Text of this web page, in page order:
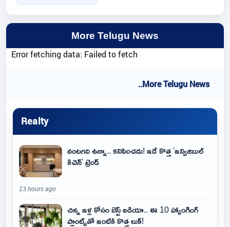
More Telugu News
Error fetching data: Failed to fetch
..More Telugu News
Realty
వంటగది ఉన్నా.. కనిపించదు! ఇదే కొత్త 'ఇన్విజిబుల్
కిచెన్' ట్రెండ్
13 hours ago
చిన్న ఇళ్ల కోసం బెస్ట్ ఐడియా.. ఈ 10 హ్యాంగింగ్
ప్లాంట్స్‌తో ఇంటికి కొత్త లుక్!